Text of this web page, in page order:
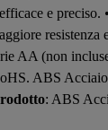
e preciso.
resistenza
AA (non
ABS Acciaio
: ABS